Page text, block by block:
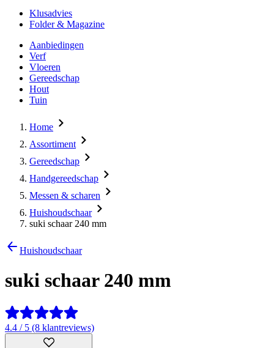
Klusadvies
Folder & Magazine
Aanbiedingen
Verf
Vloeren
Gereedschap
Hout
Tuin
Home
Assortiment
Gereedschap
Handgereedschap
Messen & scharen
Huishoudschaar
suki schaar 240 mm
Huishoudschaar
suki schaar 240 mm
4.4 / 5 (8 klantreviews)